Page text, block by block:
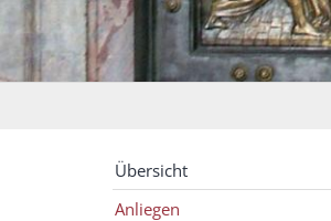
Übersicht
Anliegen